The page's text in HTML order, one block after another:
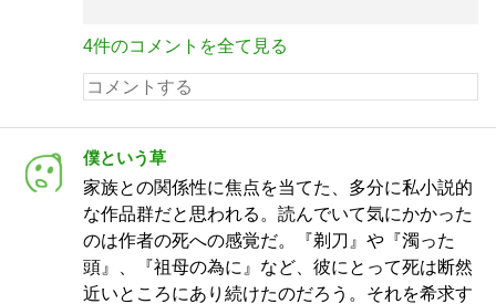
4件のコメントを全て見る
僕という草
家族との関係性に焦点を当てた、多分に私小説的
な作品群だと思われる。読んでいて気にかかった
のは作者の死への感覚だ。『剃刀』や『濁った
頭』、『祖母の為に』など、彼にとって死は断然
近いところにあり続けたのだろう。それを希求す